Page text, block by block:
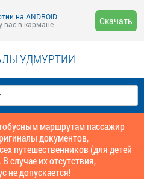
на ANDROID
вас в кармане
Скачать
УДМУРТИИ
маршрутам пассажир
документов,
путешественников (для детей
случае их отсутствия,
не допускается!